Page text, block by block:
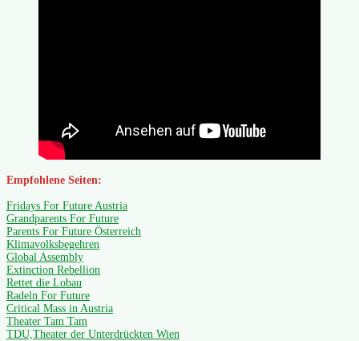
Empfohlene Seiten:
Fridays For Future Austria
Grandparents For Future
Parents For Future Österreich
Klimavolksbegehren
Global Assembly
Extinction Rebellion
Rettet die Lobau
Radeln For Future
Critical Mass in Austria
Theater Tam Tam
TDU,Theater der Unterdrückten Wien